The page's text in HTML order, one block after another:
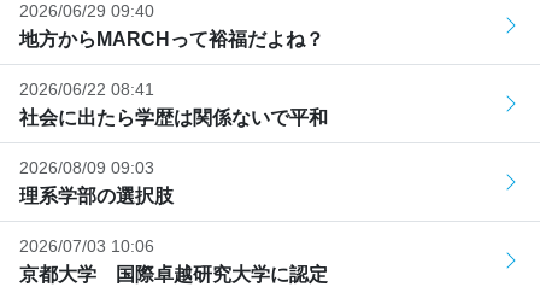
2026/06/29 09:40
地方からMARCHって裕福だよね？
2026/06/22 08:41
社会に出たら学歴は関係ないで平和
2026/08/09 09:03
理系学部の選択肢
2026/07/03 10:06
京都大学 国際卓越研究大学に認定